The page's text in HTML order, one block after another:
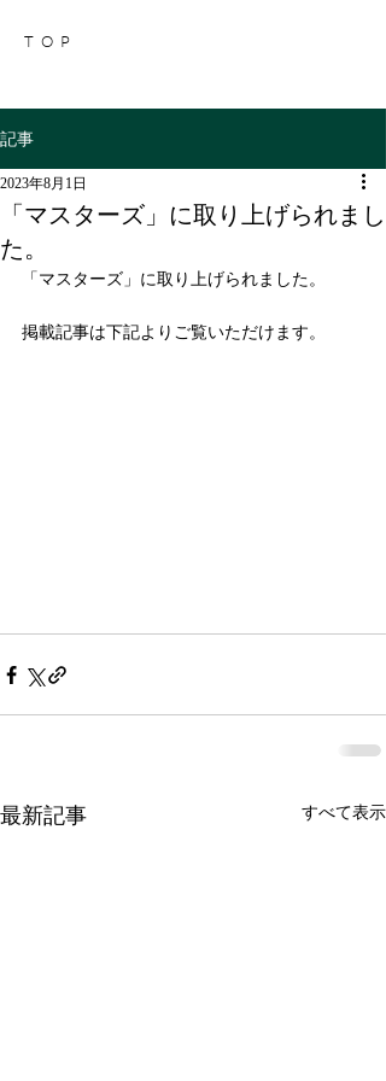
TOP
記事
「マスターズ」に取り上げられまし
た。
2023年8月1日
「マスターズ」に取り上げられました。
掲載記事は下記よりご覧いただけます。
最新記事 すべて表示